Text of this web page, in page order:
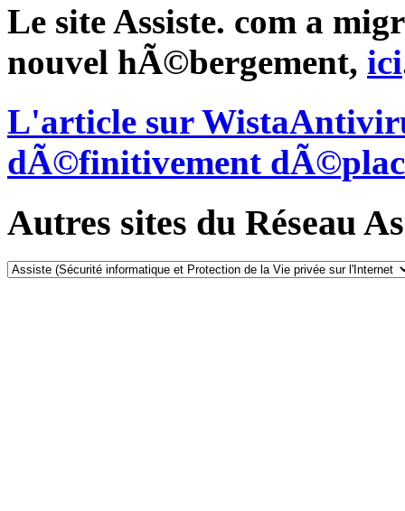
Le site Assiste. com a
nouvel hÃ©bergement, ici
L'article sur
dÃ©finitivement
Autres sites du Réseau